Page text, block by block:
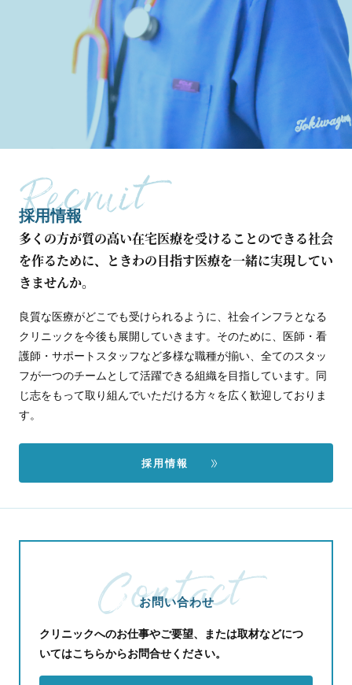
採用情報
多くの方が質の高い在宅医療を受けることのできる社会
を作るために、ときわの目指す医療を一緒に実現してい
きませんか。
良質な医療がどこでも受けられるように、社会インフラとなる
クリニックを今後も展開していきます。そのために、医師・看
護師・サポートスタッフなど多様な職種が揃い、全てのスタッ
フが一つのチームとして活躍できる組織を目指しています。同
じ志をもって取り組んでいただける方々を広く歓迎しておりま
す。
採用情報
お問い合わせ
クリニックへのお仕事やご要望、または取材などにつ
いてはこちらからお問合せください。